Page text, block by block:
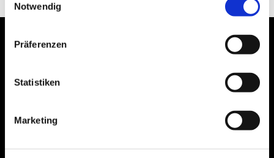
Notwendig
Präferenzen
Statistiken
Marketing
Bogenstraße 4A